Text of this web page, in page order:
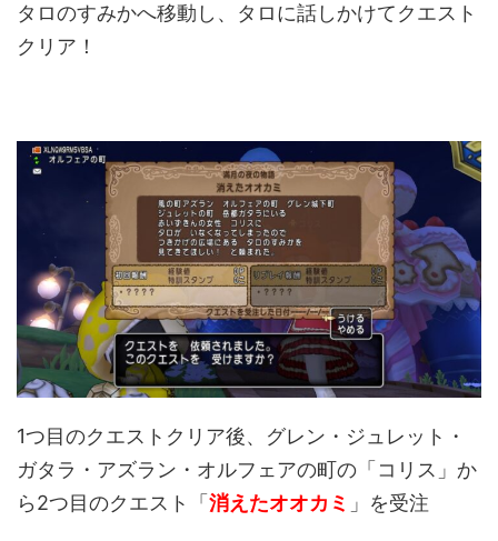
タロのすみかへ移動し、タロに話しかけてクエスト
クリア！
1つ目のクエストクリア後、グレン・ジュレット・
ガタラ・アズラン・オルフェアの町の「コリス」か
ら2つ目のクエスト「消えたオオカミ 」を受注